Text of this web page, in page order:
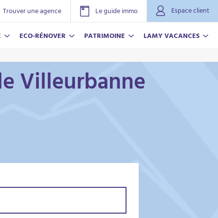
Trouver une agence Le guide immo
Espace client
ECO-RÉNOVER PATRIMOINE LAMY VACANCES
Villeurbanne